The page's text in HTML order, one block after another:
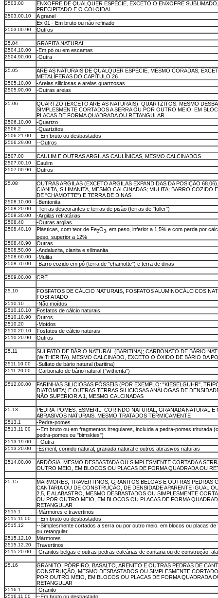
2503.00
ENXOFRE DE QUALQUER ESPÉCIE, EXCETO O ENXOFRE
PRECIPITADO E O COLOIDAL
2503.00.10
A granel
Ex 01 - Em bruto ou não refinado
2503.00.90 Outros
25.04 GRAFITA NATURAL
2504.10.00 -Em pó ou em escamas
2504.90.00 -Outra
25.05
AREIAS NATURAIS DE QUALQUER ESPÉCIE, MESMO CORADAS,
METALÍFERAS DO CAPÍTULO 26
2505.10.00 -Areias siliciosas e areias quartzosas
2505.90.00 -Outras areias
25.06
QUARTZO (EXCETO AREIAS NATURAIS); QUARTZITOS, MESMO
SIMPLESMENTE CORTADOS A SERRA OU POR OUTRO MEIO, EM
PLACAS DE FORMA QUADRADA OU RETANGULAR
2506.10.00 -Quartzo
2506.2 -Quartzitos
2506.21.00 --Em bruto ou desbastados
2506.29.00 --Outros
2507.00 CAULIM E OUTRAS ARGILAS CAULÍNICAS, MESMO CALCINADOS
2507.00.10 Caulim
2507.00.90 Outros
25.08
OUTRAS ARGILAS (EXCETO ARGILAS EXPANDIDAS DA POSIÇÃO
CIANITA, SILIMANITA, MESMO CALCINADAS; MULITA; BARRO COZIDO
DE "CHAMOTTE") E TERRA DE DINAS
2508.10.00 -Bentonita
2508.20.00 -Terras descorantes e terras de pisão (terras de "fuller")
2508.30.00 -Argilas refratárias
2508.40 -Outras argilas
2508.40.10 Plásticas, com teor de Fe2O3 , em peso, inferior a 1,5% e com perda por
peso, superior a 12%
2508.40.90 Outras
2508.50.00 -Andaluzita, cianita e silimanita
2508.60.00 -Mulita
2508.70.00 -Barro cozido em pó (terra de "chamotte") e terra de dinas
2509.00.00 CRÉ
25.10
FOSFATOS DE CÁLCIO NATURAIS, FOSFATOS ALUMINOCÁLCICOS
FOSFATADO
2510.10 -Não moídos
2510.10.10 Fosfatos de cálcio naturais
2510.10.90 Outros
2510.20 -Moídos
2510.20.10 Fosfatos de cálcio naturais
2510.20.90 Outros
25.11
SULFATO DE BÁRIO NATURAL (BARITINA); CARBONATO DE BÁRIO
(WITHERITA), MESMO CALCINADO, EXCETO O ÓXIDO DE BÁRIO DA
2511.10.00 -Sulfato de bário natural (baritina)
2511.20.00 -Carbonato de bário natural ("witherita")
2512.00.00
FARINHAS SILICIOSAS FÓSSEIS (POR EXEMPLO: "KIESELGUHR",
DIATOMITA) E OUTRAS TERRAS SILICIOSAS ANÁLOGAS DE
NÃO SUPERIOR A 1, MESMO CALCINADAS
25.13
PEDRA-POMES; ESMERIL; CORINDO NATURAL, GRANADA NATURAL E
ABRASIVOS NATURAIS, MESMO TRATADOS TERMICAMENTE
2513.1 -Pedra-pomes
2513.11.00
--Em bruto ou em fragmentos irregulares, incluída a pedra-pomes triturada
pedra-pomes ou "bimskies")
2513.19.00 --Outra
2513.20.00 -Esmeril, corindo natural, granada natural e outros abrasivos naturais
2514.00.00
ARDÓSIA, MESMO DESBASTADA OU SIMPLESMENTE CORTADA A
OUTRO MEIO, EM BLOCOS OU PLACAS DE FORMA QUADRADA OU
25.15
MÁRMORES, TRAVERTINOS, GRANITOS BELGAS E OUTRAS PEDRAS
CANTARIA OU DE CONSTRUÇÃO, DE DENSIDADE APARENTE IGUAL
2,5, E ALABASTRO, MESMO DESBASTADOS OU SIMPLESMENTE
OU POR OUTRO MEIO, EM BLOCOS OU PLACAS DE FORMA
RETANGULAR
2515.1 -Mármores e travertinos
2515.11.00 --Em bruto ou desbastados
2515.12
--Simplesmente cortados a serra ou por outro meio, em blocos ou placas de
ou retangular
2515.12.10 Mármores
2515.12.20 Travertinos
2515.20.00 -Granitos belgas e outras pedras calcárias de cantaria ou de construção;
25.16
GRANITO, PÓRFIRO, BASALTO, ARENITO E OUTRAS PEDRAS DE
CONSTRUÇÃO, MESMO DESBASTADOS OU SIMPLESMENTE
POR OUTRO MEIO, EM BLOCOS OU PLACAS DE FORMA QUADRADA
RETANGULAR
2516.1 -Granito
2516.11.00 --Em bruto ou desbastado